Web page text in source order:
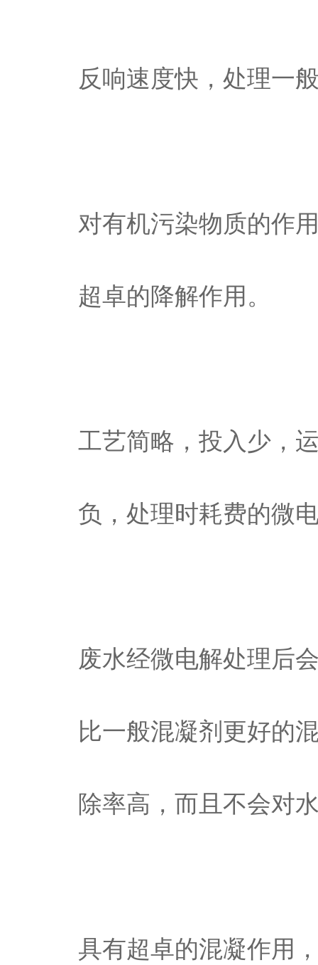
反响速度快，处理一
对有机污染物质的作
超卓的降解作用。
工艺简略，投入少，
负，处理时耗费的微
废水经微电解处理后
比一般混凝剂更好的
除率高，而且不会对
具有超卓的混凝作用